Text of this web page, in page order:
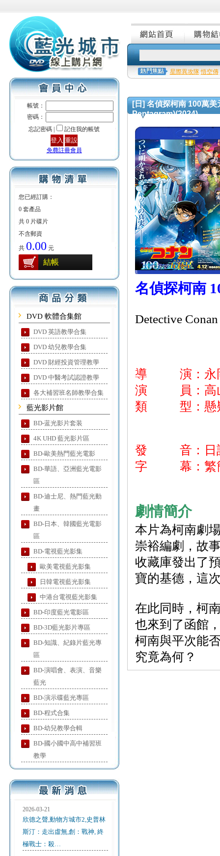
帳號：
密碼：
忘記密碼 |
記住我的帳號
免費註冊會員
您已經訂購：
0 套產品
共 0 片碟片
不含郵資
共 0.00 元
結帳
DVD 軟體合集館
DVD 英語教學合集
DVD 幼兒教學合集
DVD 財經投資管理教學
DVD 中醫考試認證教學
各大補習班名師教學合集
藍光影片館
BD-蓝光影片套装
4K UHD 藍光影片區
BD-歐美熱門藍光電影
BD-華語、亞洲藍光電影
區
BD-迪士尼、熱門藍光動
畫
BD-日本、韓國藍光電影
區
BD-電視藍光影集
歐美電視藍光影集
日韓電視藍光影集
中港台電視藍光影集
BD-印度藍光電影區
BD-3D藍光影片專區
BD-知識、紀錄片藍光專
區
BD-演唱會、表演、音樂
藍光
BD-演示碟藍光專區
BD-程式合集
BD-幼兒教學合輯
BD-國小國中高中補習班
教學
2026-03-21
欣德之聲,動物方城市2,史普林
斯汀：走出虛無,創：戰神, 終
極戰士：殺…
星際異攻隊 悟空傳
[日] 名偵探柯南 100萬
Pentagram)(2024)
名偵探柯南
Detective
導 演：永
演 員：高山
類 型：懸
發 音：日
字 幕：繁簡
劇情簡介
本片為柯南劇
崇裕編劇，故
收藏庫發出了
寶的基德，這
在此同時，柯
也來到了函館
柯南與平次能
究竟為何？